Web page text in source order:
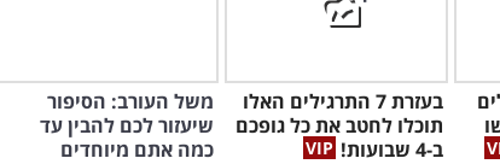
בעזרת 7 התרגילים האלו
תוכלו לחטב את כל גופכם
ב-4 שבועות!
משל העורב: הסיפור
שיעזור לכם להבין עד
כמה אתם מיוחדים